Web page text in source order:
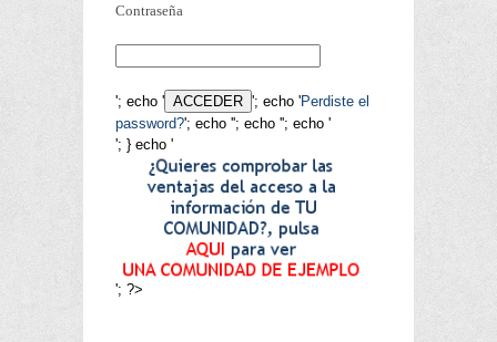
Contraseña
'; echo ' '; echo 'Perdiste el
password?'; echo ''; echo ''; echo '
'; } echo '
'; ?>